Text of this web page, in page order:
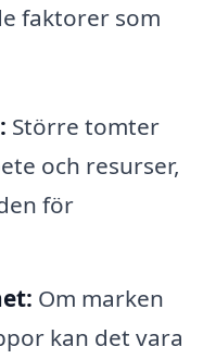
faktorer som
Större tomter
och resurser,
för
Om marken
kan det vara